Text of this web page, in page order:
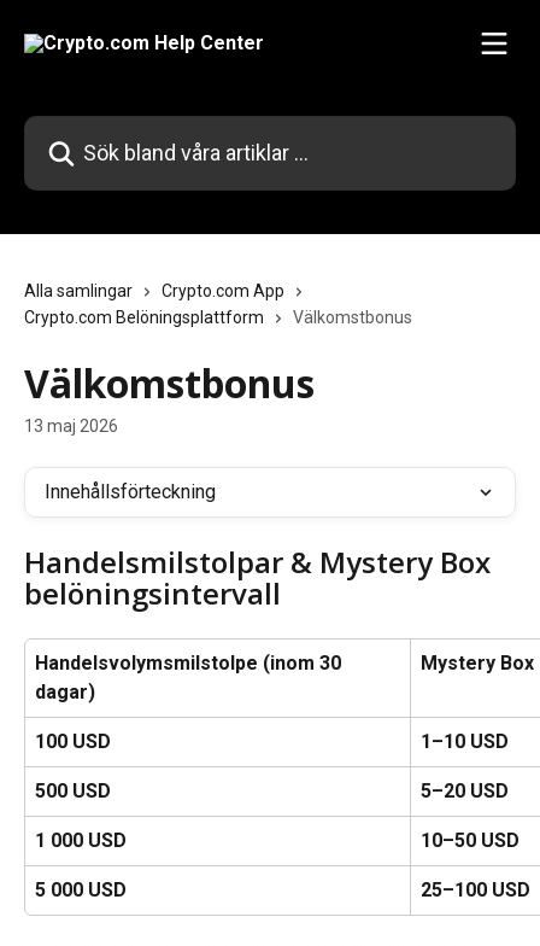
Sök bland våra artiklar …
Alla samlingar
Crypto.com App
Crypto.com Belöningsplattform
Välkomstbonus
Välkomstbonus
13 maj 2026
Innehållsförteckning
Handelsmilstolpar & Mystery Box
belöningsintervall
Handelsvolymsmilstolpe (inom 30
dagar)
Mystery
100 USD 1–10 USD
500 USD 5–20 USD
1 000 USD 10–50 USD
5 000 USD 25–100 USD